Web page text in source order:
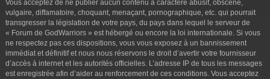
Vous acceptez de ne publier aucun contenu à caractère abusif, obscène,
vulgaire, diffamatoire, choquant, menaçant, pornographique, etc. qui pourrait
transgresser la législation de votre pays, du pays dans lequel le serveur de
« Forum de GodWarriors » est hébergé ou encore la loi internationale. Si vous
ne respectez pas ces dispositions, vous vous exposez à un bannissement
immédiat et définitif et nous nous réservons le droit d’avertir votre fournisseur
d’accès à internet et les autorités officielles. L’adresse IP de tous les messages
est enregistrée afin d’aider au renforcement de ces conditions. Vous acceptez